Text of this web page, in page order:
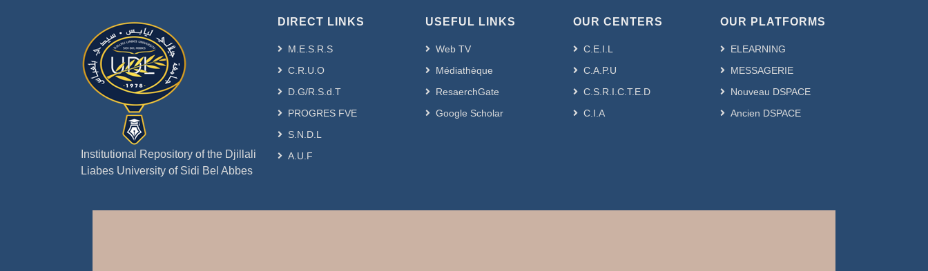
Institutional Repository of the Djillali
Liabes University of Sidi Bel Abbes
DIRECT LINKS
M.E.S.R.S
C.R.U.O
D.G/R.S.d.T
PROGRES FVE
S.N.D.L
A.U.F
USEFUL LINKS
Web TV
Médiathèque
ResaerchGate
Google Scholar
OUR CENTERS
C.E.I.L
C.A.P.U
C.S.R.I.C.T.E.D
C.I.A
OUR PLATFORMS
ELEARNING
MESSAGERIE
Nouveau DSPACE
Ancien DSPACE